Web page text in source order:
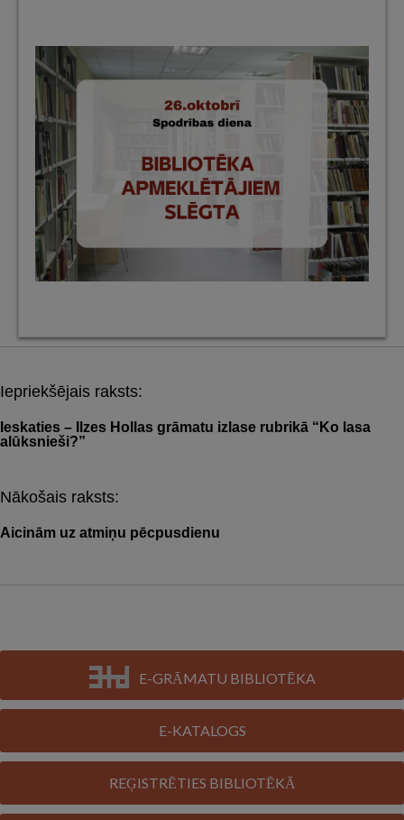
Post
navigation
Iepriekšējais raksts:
Ieskaties – Ilzes Hollas grāmatu izlase rubrikā “Ko lasa
alūksnieši?”
Nākošais raksts:
Aicinām uz atmiņu pēcpusdienu
E-GRĀMATU BIBLIOTĒKA
E-KATALOGS
REĢISTRĒTIES BIBLIOTĒKĀ